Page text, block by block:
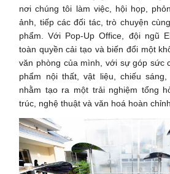
nơi chúng tôi làm việc, hội họp,
ảnh, tiếp các đối tác, trò chuyện
phẩm. Với Pop-Up Office, đội ngũ
toàn quyền cải tạo và biến đổi một
văn phòng của mình, với sự góp sức
phẩm nội thất, vật liệu, chiếu sáng,
nhằm tạo ra một trải nghiệm tổng
trúc, nghệ thuật và văn hoá hoàn